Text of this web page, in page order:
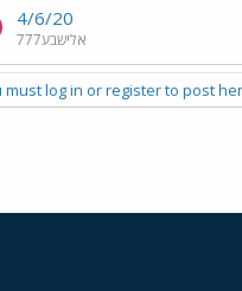
4/6/20
אלישבע777
must log in or register to post